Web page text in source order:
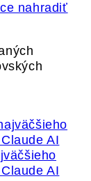
nahradiť
AI